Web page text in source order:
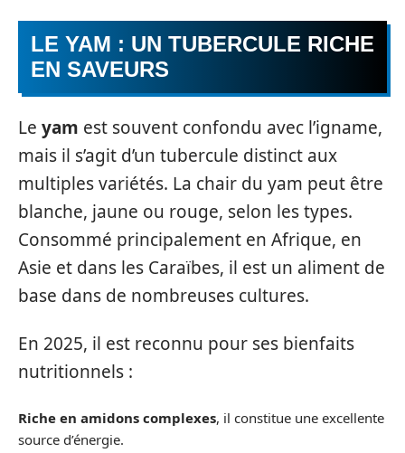
LE YAM : UN TUBERCULE RICHE
EN SAVEURS
Le yam est souvent confondu avec l’igname,
mais il s’agit d’un tubercule distinct aux
multiples variétés. La chair du yam peut être
blanche, jaune ou rouge, selon les types.
Consommé principalement en Afrique, en
Asie et dans les Caraïbes, il est un aliment de
base dans de nombreuses cultures.
En 2025, il est reconnu pour ses bienfaits
nutritionnels :
Riche en amidons complexes, il constitue une excellente
source d’énergie.